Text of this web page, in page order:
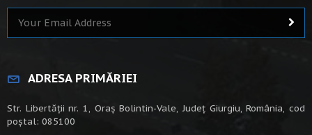
ADRESA PRIMĂRIEI
Str. Libertății nr. 1, Oraș Bolintin-Vale, Județ Giurgiu, România, cod
poștal: 085100